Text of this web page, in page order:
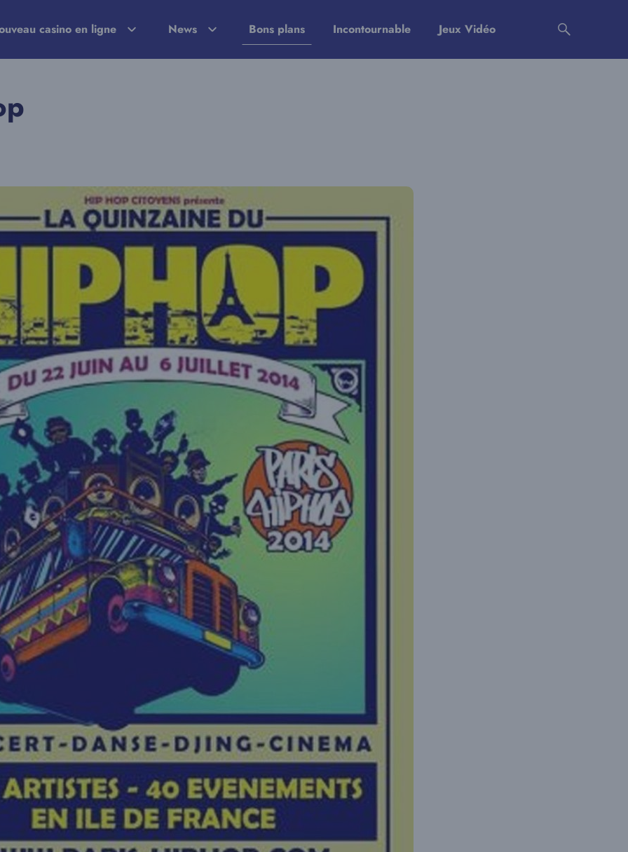
casino en ligne News Bons plans Incontournable Jeux Vidéo